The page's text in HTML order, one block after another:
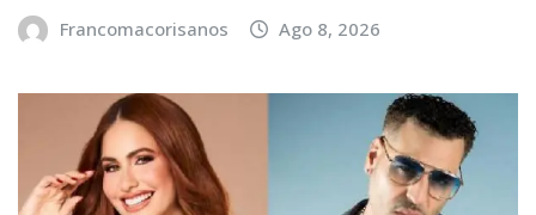
Francomacorisanos Ago 8, 2026